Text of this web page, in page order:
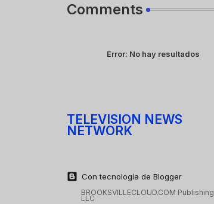
Comments
Error: No hay resultados
TELEVISION NEWS
NETWORK
Con tecnología de Blogger
BROOKSVILLECLOUD.COM Publishing
LLC